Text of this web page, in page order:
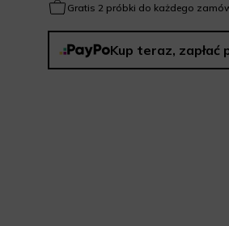
Gratis 2 próbki do każdego
Kup teraz, zapłać